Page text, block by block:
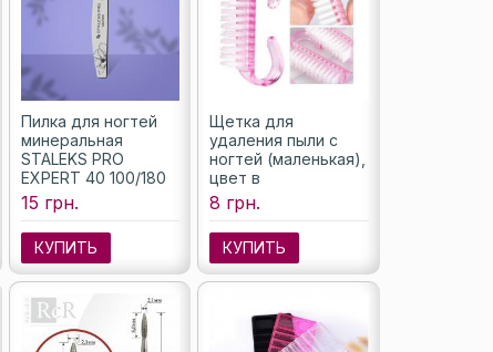
Пилка для ногтей
минеральная
STALEKS PRO
EXPERT 40 100/180
грит (полумесяц)
15 грн.
КУПИТЬ
Щетка для
удаления пыли с
ногтей (маленькая),
цвет в
ассортименте
8 грн.
КУПИТЬ